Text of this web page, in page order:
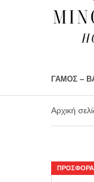
ΓΑΜΟΣ –
Αρχική